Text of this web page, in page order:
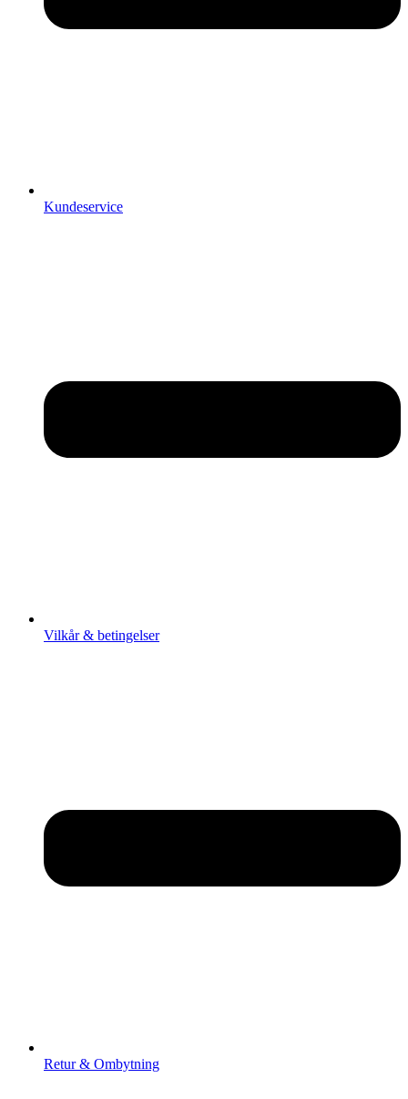
Kundeservice
Vilkår & betingelser
Retur & Ombytning